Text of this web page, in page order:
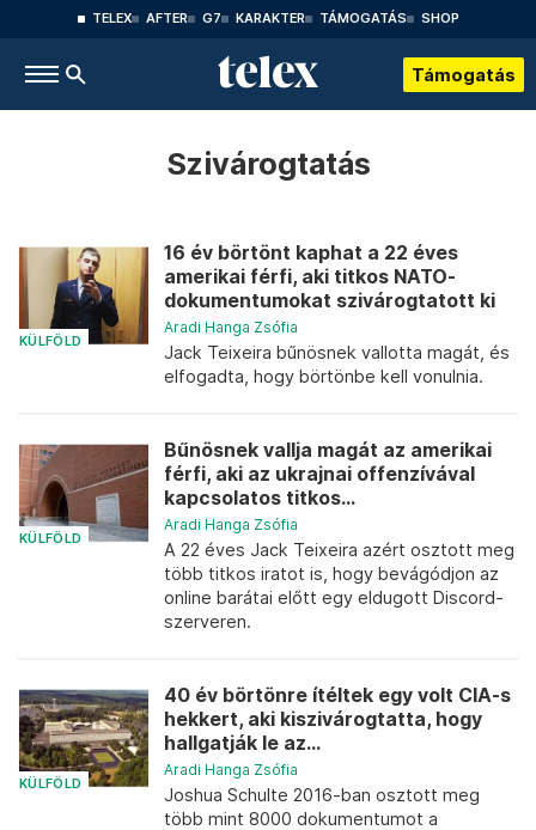
TELEX AFTER G7 KARAKTER TÁMOGATÁS SHOP
Támogatás
Szivárogtatás
KÜLFÖLD
16 év börtönt kaphat a 22 éves
amerikai férfi, aki titkos NATO-
dokumentumokat szivárogtatott ki
Aradi Hanga Zsófia
Jack Teixeira bűnösnek vallotta magát, és
elfogadta, hogy börtönbe kell vonulnia.
KÜLFÖLD
Bűnösnek vallja magát az amerikai
férfi, aki az ukrajnai offenzívával
kapcsolatos titkos...
Aradi Hanga Zsófia
A 22 éves Jack Teixeira azért osztott meg
több titkos iratot is, hogy bevágódjon az
online barátai előtt egy eldugott Discord-
szerveren.
KÜLFÖLD
40 év börtönre ítéltek egy volt CIA-s
hekkert, aki kiszivárogtatta, hogy
hallgatják le az...
Aradi Hanga Zsófia
Joshua Schulte 2016-ban osztott meg
több mint 8000 dokumentumot a